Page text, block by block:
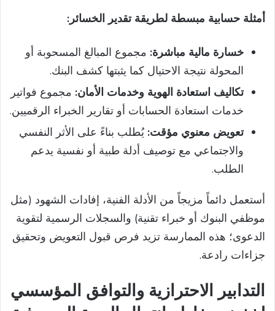
أمثلة حسابية مبسطة لطريقة تقدير الخسائر:
خسارة مالية مباشرة: مجموع المبالغ المسحوبة أو
المحولة نتيجة الاحتيال كما يثبتها كشف البنك.
تكاليف استعادة الهوية وخدمات الأمان: مجموع فواتير
خدمات استعادة الحسابات أو تقارير الخبراء الرقميين.
تعويض معنوي مؤقت: يُطلب بناءً على الأثر النفسي
والاجتماعي مع توصيف أدلة طبية أو نفسية يدعم
الطلب.
أستعمل دائماً مزيجاً من الأدلة الفنية، إفادات الشهود (مثل
موظفي البنوك أو خبراء تقنية) والسجلات الرسمية لتقوية
الدعوى؛ هذه الممارسة تزيد فرص قبول التعويض وتحقيق
جزاءات رادعة.
التدابير الاحترازية والتوافق المؤسسي